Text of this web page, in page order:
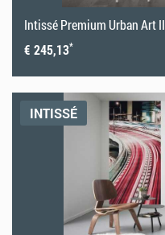
Intissé Premium Urban Art II
€ 245,13*
INTISSÉ